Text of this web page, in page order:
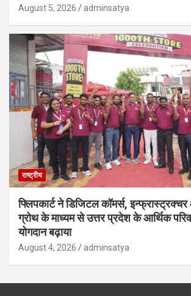
August 5, 2026 adminsatya
राष्ट्रीय
फ्लिपकार्ट ने डिजिटल कॉमर्स,
ग्रोथ के माध्यम से उत्तर प्रदेश के आर्थिक
योगदान बढ़ाया
August 4, 2026 adminsatya